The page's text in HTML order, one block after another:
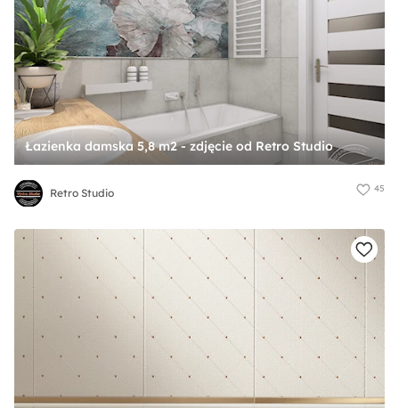
Łazienka damska 5,8 m2 - zdjęcie od Retro Studio
Retro Studio 45